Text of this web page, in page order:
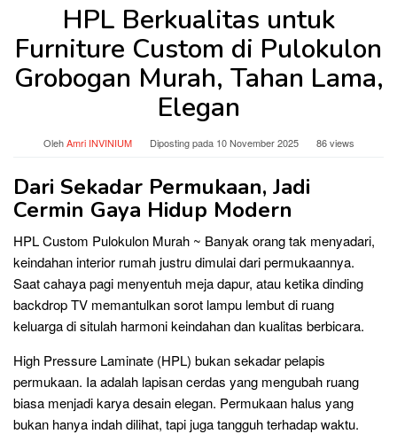
HPL Berkualitas untuk
Furniture Custom di Pulokulon
Grobogan Murah, Tahan Lama,
Elegan
OlehAmri INVINIUM Diposting pada 10 November 2025 86 views
Dari Sekadar Permukaan, Jadi
Cermin Gaya Hidup Modern
HPL Custom Pulokulon Murah ~ Banyak orang tak menyadari,
keindahan interior rumah justru dimulai dari permukaannya.
Saat cahaya pagi menyentuh meja dapur, atau ketika dinding
backdrop TV memantulkan sorot lampu lembut di ruang
keluarga di situlah harmoni keindahan dan kualitas berbicara.
High Pressure Laminate (HPL) bukan sekadar pelapis
permukaan. Ia adalah lapisan cerdas yang mengubah ruang
biasa menjadi karya desain elegan. Permukaan halus yang
bukan hanya indah dilihat, tapi juga tangguh terhadap waktu.